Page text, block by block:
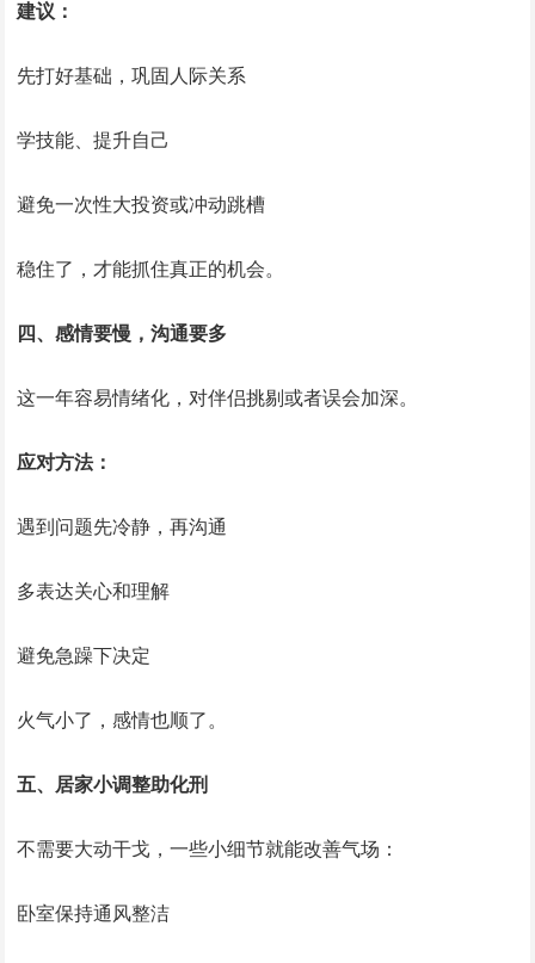
建议：
先打好基础，巩固人际关系
学技能、提升自己
避免一次性大投资或冲动跳槽
稳住了，才能抓住真正的机会。
四、感情要慢，沟通要多
这一年容易情绪化，对伴侣挑剔或者误会加深。
应对方法：
遇到问题先冷静，再沟通
多表达关心和理解
避免急躁下决定
火气小了，感情也顺了。
五、居家小调整助化刑
不需要大动干戈，一些小细节就能改善气场：
卧室保持通风整洁